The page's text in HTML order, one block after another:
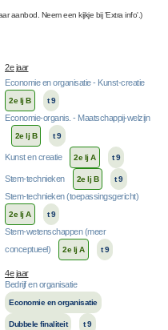
aanbod. Neem een kijkje bij 'Extra info'.)
2e jaar
Economie en organisatie - Kunst-creatie
2e lj B t 9
Economie-organis. - Maatschappij-welzijn
2e lj B t 9
Kunst en creatie 2e lj A t 9
Stem-technieken 2e lj B t 9
Stem-technieken (toepassingsgericht)
2e lj A t 9
Stem-wetenschappen (meer
conceptueel)
2e lj A t 9
4e jaar
Bedrijf en organisatie
Economie en organisatie
Dubbele finaliteit t 9